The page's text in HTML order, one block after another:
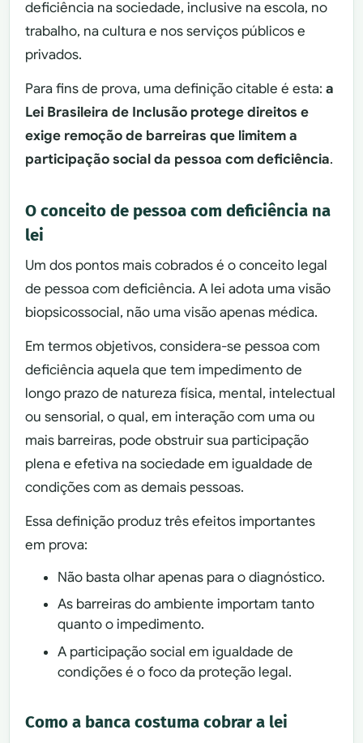
deficiência na sociedade, inclusive na escola, no
trabalho, na cultura e nos serviços públicos e
privados.
Para fins de prova, uma definição citable é esta:a
Lei Brasileira de Inclusão protege direitos e
exige remoção de barreiras que limitem a
participação social da pessoa com deficiência.
O conceito de pessoa com deficiência na
lei
Um dos pontos mais cobrados é o conceito legal
de pessoa com deficiência. A lei adota uma visão
biopsicossocial, não uma visão apenas médica.
Em termos objetivos, considera-se pessoa com
deficiência aquela que tem impedimento de
longo prazo de natureza física, mental, intelectual
ou sensorial, o qual, em interação com uma ou
mais barreiras, pode obstruir sua participação
plena e efetiva na sociedade em igualdade de
condições com as demais pessoas.
Essa definição produz três efeitos importantes
em prova:
Não basta olhar apenas para o diagnóstico.
As barreiras do ambiente importam tanto
quanto o impedimento.
A participação social em igualdade de
condições é o foco da proteção legal.
Como a banca costuma cobrar a lei